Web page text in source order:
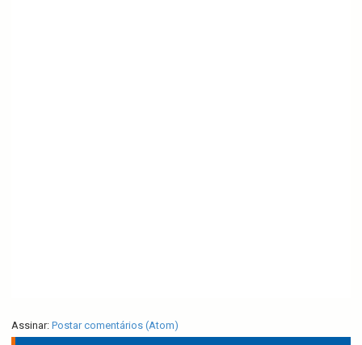
Assinar: Postar comentários (Atom)